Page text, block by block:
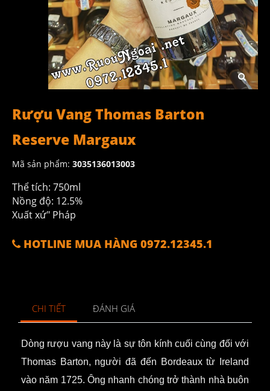
Rượu Vang Thomas Barton
Reserve Margaux
Mã sản phẩm: 3035136013003
Thể tích: 750ml
Nồng độ: 12.5%
Xuất xứ" Pháp
HOTLINE MUA HÀNG 0972.12345.1
CHI TIẾT ĐÁNH GIÁ
Dòng rượu vang này là sự tôn kính cuối cùng đối với
Thomas Barton, người đã đến Bordeaux từ Ireland
vào năm 1725. Ông nhanh chóng trở thành nhà buôn